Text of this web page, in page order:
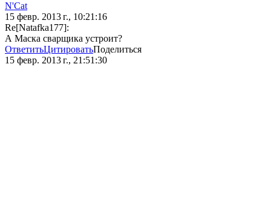
N'Cat
15 февр. 2013 г., 10:21:16
Re[Natafka177]:
А Маска сварщика устроит?
ОтветитьЦитироватьПоделиться
15 февр. 2013 г., 21:51:30